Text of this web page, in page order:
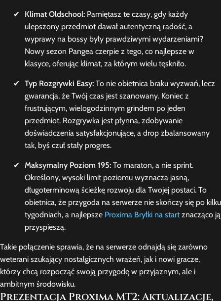
Klimat Oldschool: Pamiętasz te czasy, gdy każdy
ulepszony przedmiot dawał autentyczną radość, a
wyprawy na bossy były prawdziwymi wydarzeniami?
Nowy sezon Pangea czerpie z tego, co najlepsze w
klasyce, oferując klimat, za którym wielu tęskniło.
Typ Rozgrywki Easy: To nie obietnica braku wyzwań, lecz
gwarancja, że Twój czas jest szanowany. Koniec z
frustrującym, wielogodzinnym grindem po jeden
przedmiot. Rozgrywka jest płynna, zdobywanie
doświadczenia satysfakcjonujące, a drop zbalansowany
tak, byś czuł stały progres.
Maksymalny Poziom 195: To maraton, a nie sprint.
Określony, wysoki limit poziomu wyznacza jasną,
długoterminową ścieżkę rozwoju dla Twojej postaci. To
obietnica, że przygoda na serwerze nie skończy się po kilku
tygodniach, a najlepsze Proxima Bryłki na startznacząco ją
przyspieszą.
Takie połączenie sprawia, że na serwerze odnajdą się zarówno
weterani szukający nostalgicznych wrażeń, jak i nowi gracze,
którzy chcą rozpocząć swoją przygodę w przyjaznym, ale i
ambitnym środowisku.
Prezentacja Proxima MT2: Aktualizacje,